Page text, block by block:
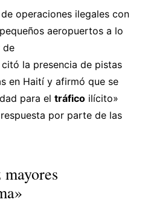
operaciones ilegales con
aeropuertos a lo
de
la presencia de pistas
en Haití y afirmó que se
para el tráficoilícito»
por parte de las